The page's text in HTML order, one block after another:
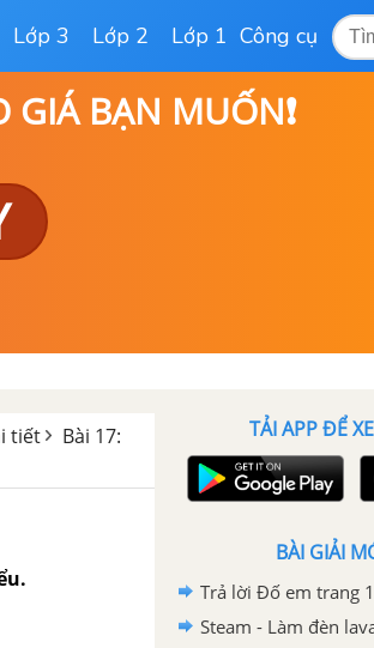
Lớp 3 Lớp 2 Lớp 1 Công cụ
BẠN MUỐN❗
tiết
Bài 17:
TẢI APP ĐỂ
BÀI GIẢI